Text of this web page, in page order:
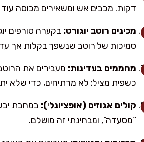
דקות. מכבים אש ומשאירים מכוסה עוד 10 דקות (לא נספר בזמן הבישול, אבל זה עושה קסם).
מכינים רוטב יוגורט: בקערה טורפים
סמיכות של רוטב שנשפך בקלות אך
מחממים בעדינות:
כשפית מציל: לא מרתיחים, כדי שלא
קולים אגוזים (אופציונלי):
“מסעדה”, ומבחינתי זה מושלם.